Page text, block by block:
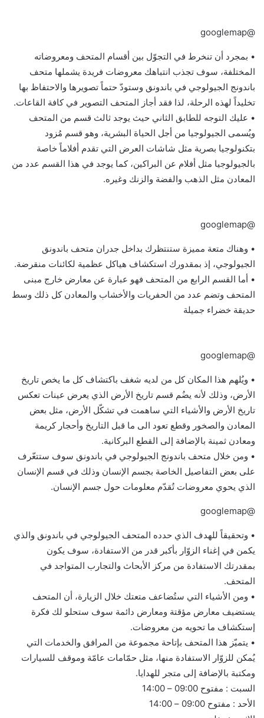
@googlemap
• بمجرد أن تنخرط في التجوّل بين أقسام المتحف ومعروضاته
المختلفة، سوف تجذب انتباهك معروضات فريدة يشملها متحف
باندونج الجيولوجي في باندونق وستودّ حتماً تصويرها والاحتفاظ بها
تخليداً لهذه الرحلة، لذا فقد أجاز المتحف التصوير في كافة القاعات.
• عليك التوجه للطابق الثاني حيث يوجد ثالث قسم من المتحف
ويُسمى الجيولوجيا من أجل الحياة البشرية، وهو قسم مُزود
بتكنولوجيا بصرية مثل شاشات العرض التي تقدم أفلاماً خاصة
بالجيولوجيا مثل أفلام عن البراكين، كما يوجد في هذا القسم عدد من
المعادن مثل الذهب والفضة والزنك وغيره.
@googlemap
• وهناك متعة مميزة ستنتظرك بداخل جدران متحف باندونق
الجيولوجي، إذ بمقدورك استكشاف هياكل عظمية لكائنات منقرضة.
• أما القسم الرابع من المتحف فهو عبارة عن معارض خارج مبنى
المتحف وتضم عدد من الحفريات والأخشاب والمعادن كل ذلك وسط
حديقة خضراء جميلة
@googlemap
• ويُلهم هذا المكان كل من لديه شغف باكتشاف كل ما يخص تاريخ
الأرض، وذلك لأنه يضُم قسم تاريخ الأرض الذي يعرض عينات تعكس
تاريخ الأرض والأشياء التي ساهمت في تشكّل الأرض، مثل بعض
المعادن والصخور وقطع تعود الى ما قبل التاريخ وأحجار كريمة
ومعادن ثمينة بالإضافة إلى القطع البركانية.
• ومن خلال متحف باندونج الجيولوجي في باندونق سوف ستتعّرف
على بعض التفاصيل الخاصة بجسم الإنسان وذلك في قسم الإنسان
الذي يحوي معروضات تُقدّم معلومات حول جسم الإنسان.
@googlemap
• وتحقيقاً للهدف الذي حدده المتحف الجيولوجي في باندونق والذي
يكمن في إغناء الزوّار بأكبر قدر من الاستفادة، سوف يكون
بمقدرتك الاستفادة من مركز الأبحاث والتجارب المتواجد في
المتحف.
• ومن الأشياء التي ستُضاعف متعتك خلال الزيارة، أن المتحف
يستضيف معارض مؤقتة ومعارض دائمة سوف ستحلو لك فكرة
إستكشاف ما تحويه من معروضات.
• يتميّز هذا المتحف بإتاحة مجموعة من المرافق والخدمات التي
يُمكن للزوّار الاستفادة منها، مثل حمّامات عامّة وموقف للسيارات
ومكتبة بالإضافة إلى متجر للهدايا.
السبت : مفتوح 09:00 – 14:00
الأحد : مفتوح 09:00 – 14:00